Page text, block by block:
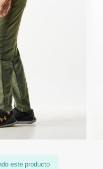
este producto